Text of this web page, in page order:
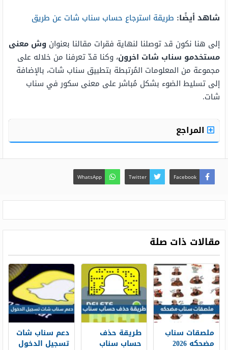
شاهد أيضًا: طريقة استرجاع حساب سناب شات عن طريق
إلى هنا نكون قد توصلنا لنهاية فقرات مقالنا بعنوان وش معنى
مستخدمو سناب شات اخرون، وكنا قدّ تعرفنا من خلاله على
مجموعة من المعلومات المُرتبطة بتطبيق سناب شات، بالإضافة
إلى تسليط الضوء بشكل مُباشر على معنى سكور في سناب
شات.
المراجع
Facebook
Twitter
WhatsApp
مقالات ذات صلة
ملصقات سناب
مضحكه 2026
طريقة حذف
حساب سناب
دعم سناب شات
تسجيل الدخول